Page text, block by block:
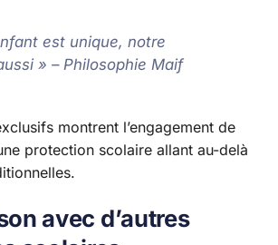
est unique, notre
» – Philosophie Maif
montrent l’engagement de
protection scolaire allant au-delà
avec d’autres